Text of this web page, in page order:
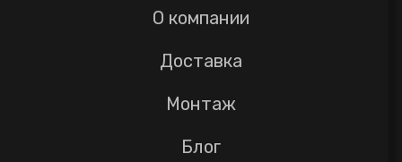
О компании
Доставка
Монтаж
Блог